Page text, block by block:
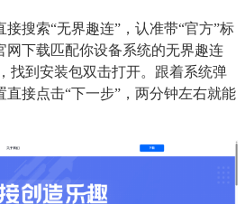
搜索“无界趣连”，认准带“官方”标
网下载匹配你设备系统的无界趣连
找到安装包双击打开。跟着系统弹
直接点击“下一步”，两分钟左右就能